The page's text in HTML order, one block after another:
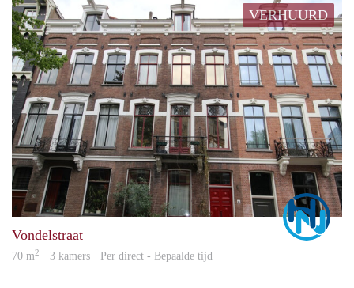
VERHUURD
Vondelstraat
70 m2 · 3 kamers · Per direct - Bepaalde tijd